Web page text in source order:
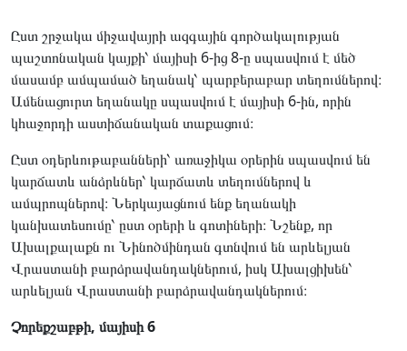
Ըստ շրջակա միջավայրի ազգային գործակալության
պաշտոնական կայքի՝ մայիսի 6-ից 8-ը սպասվում է մեծ
մասամբ ամպամած եղանակ՝ պարբերաբար տեղումներով։
Ամենացուրտ եղանակը սպասվում է մայիսի 6-ին, որին
կհաջորդի աստիճանական տաքացում։
Ըստ օդերևութաբանների՝ առաջիկա օրերին սպասվում են
կարճատև անձրևներ՝ կարճատև տեղումներով և
ամպրոպներով։ Ներկայացնում ենք եղանակի
կանխատեսումը՝ ըստ օրերի և գոտիների։ Նշենք, որ
Ախալքալաքն ու Նինոծմինդան գտնվում են արևելյան
Վրաստանի բարձրավանդակներում, իսկ Ախալցիխեն՝
արևելյան Վրաստանի բարձրավանդակներում։
Չորեքշաբթի, մայիսի 6